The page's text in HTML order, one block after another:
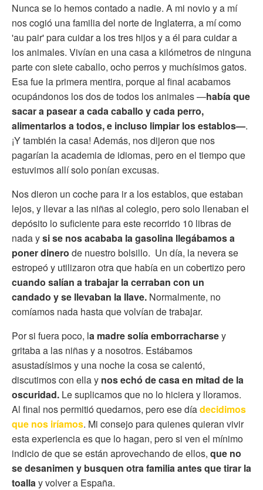
Nunca se lo hemos contado a nadie. A mi novio y a mí
nos cogió una familia del norte de Inglaterra, a mí como
'au pair' para cuidar a los tres hijos y a él para cuidar a
los animales. Vivían en una casa a kilómetros de ninguna
parte con siete caballo, ocho perros y muchísimos gatos.
Esa fue la primera mentira, porque al final acabamos
ocupándonos los dos de todos los animales —había que
sacar a pasear a cada caballo y cada perro,
alimentarlos a todos, e incluso limpiar los establos—.
¡Y también la casa! Además, nos dijeron que nos
pagarían la academia de idiomas, pero en el tiempo que
estuvimos allí solo ponían excusas.
Nos dieron un coche para ir a los establos, que estaban
lejos, y llevar a las niñas al colegio, pero solo llenaban el
depósito lo suficiente para este recorrido 10 libras de
nada ysi se nos acababa la gasolina llegábamos a
poner dinero de nuestro bolsillo. Un día, la nevera se
estropeó y utilizaron otra que había en un cobertizo pero
cuando salían a trabajar la cerraban con un
candado y se llevaban la llave. Normalmente, no
comíamos nada hasta que volvían de trabajar.
Por si fuera poco, la madre solía emborracharsey
gritaba a las niñas y a nosotros. Estábamos
asustadísimos y una noche la cosa se calentó,
discutimos con ella y nos echó de casa en mitad de la
oscuridad. Le suplicamos que no lo hiciera y lloramos.
Al final nos permitió quedarnos, pero ese díadecidimos
que nos iríamos. Mi consejo para quienes quieran vivir
esta experiencia es que lo hagan, pero si ven el mínimo
indicio de que se están aprovechando de ellos, que no
se desanimen y busquen otra familia antes que tirar la
toallay volver a España.